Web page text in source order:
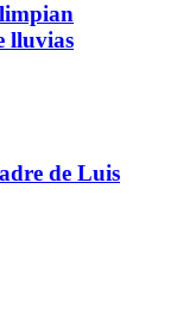
lluvias
de Luis